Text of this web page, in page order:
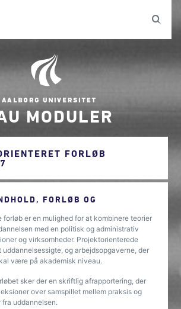
MODULER
FORLØB
FORLØB OG
forløb er en mulighed for at kombinere teorier
med en politisk og administrativ
og virksomheder. Projektorienterede
og arbejdsopgaverne, der
være på akademisk niveau.
sker der en skriftlig afrapportering, der
over samspillet mellem praksis og
fra uddannelsen.